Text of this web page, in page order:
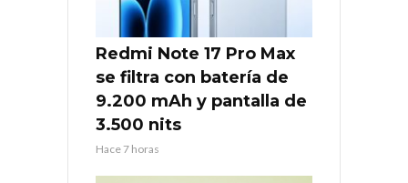
Redmi Note 17 Pro Max
se filtra con batería de
9.200 mAh y pantalla de
3.500 nits
Hace 7 horas